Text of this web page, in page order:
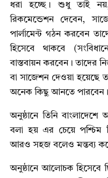
ধরা হচ্ছে। শুধু তাই
রিকমেন্ডেশন দেবেন,
পার্লামেন্ট গঠন করবেন
হিসেবে থাকবে
বাস্তবায়ন করবেন। তাদের
বা সাজেশন দেওয়া হয়েছে
অনেক কিছু আনতে পারবেন।
অনুষ্ঠানে তিনি বাংলাদেশে
বলা হয় এর চেয়ে পশ্চিম
আরও সহজ বলেও মন্তব্য
অনুষ্ঠানে আলোচক হিসেবে